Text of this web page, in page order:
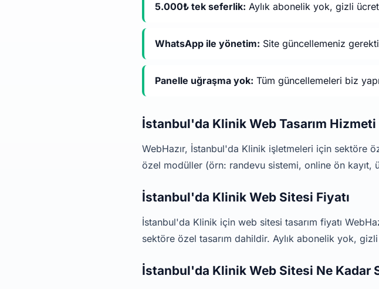
5.000₺ tek seferlik: Aylık abonelik yok, gizli
WhatsApp ile yönetim: Site güncellemeniz
Panelle uğraşma yok: Tüm güncellemeleri biz
İstanbul'da Klinik Web Tasarım Hizmeti
WebHazır, İstanbul'da Klinik işletmeleri için sektöre
özel modüller (örn: randevu sistemi, online ön kayıt,
İstanbul'da Klinik Web Sitesi Fiyatı
İstanbul'da Klinik için web sitesi tasarım fiyatı
sektöre özel tasarım dahildir. Aylık abonelik yok,
İstanbul'da Klinik Web Sitesi Ne Kadar